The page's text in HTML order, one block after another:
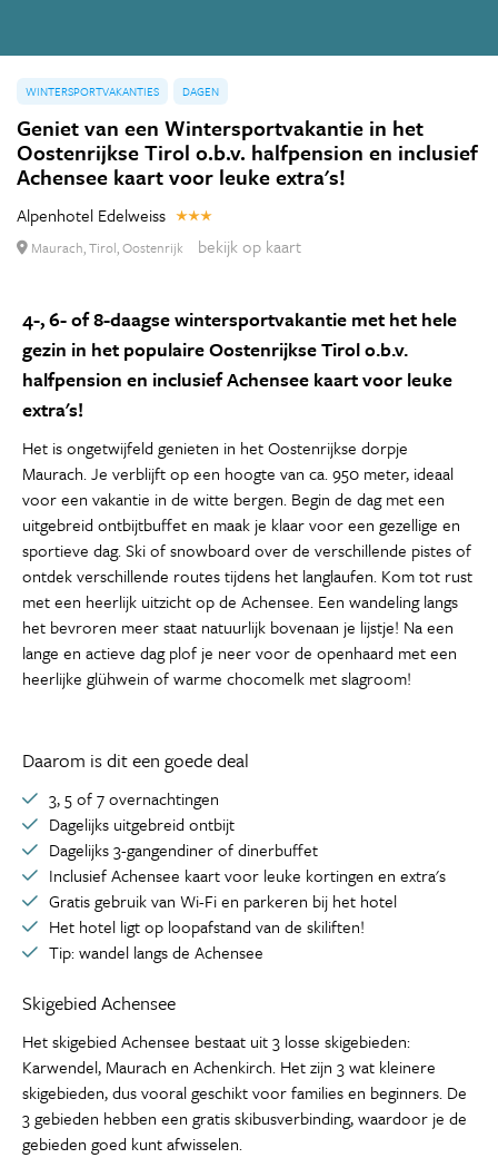
WINTERSPORTVAKANTIES DAGEN
Geniet van een Wintersportvakantie in het
Oostenrijkse Tirol o.b.v. halfpension en inclusief
Achensee kaart voor leuke extra's!
Alpenhotel Edelweiss
Maurach, Tirol, Oostenrijk bekijk op kaart
4-, 6- of 8-daagse wintersportvakantie met het hele
gezin in het populaire Oostenrijkse Tirol o.b.v.
halfpension en inclusief Achensee kaart voor leuke
extra's!
Het is ongetwijfeld genieten in het Oostenrijkse dorpje
Maurach. Je verblijft op een hoogte van ca. 950 meter, ideaal
voor een vakantie in de witte bergen. Begin de dag met een
uitgebreid ontbijtbuffet en maak je klaar voor een gezellige en
sportieve dag. Ski of snowboard over de verschillende pistes of
ontdek verschillende routes tijdens het langlaufen. Kom tot rust
met een heerlijk uitzicht op de Achensee. Een wandeling langs
het bevroren meer staat natuurlijk bovenaan je lijstje! Na een
lange en actieve dag plof je neer voor de openhaard met een
heerlijke glühwein of warme chocomelk met slagroom!
Daarom is dit een goede deal
3, 5 of 7 overnachtingen
Dagelijks uitgebreid ontbijt
Dagelijks 3-gangendiner of dinerbuffet
Inclusief Achensee kaart voor leuke kortingen en extra's
Gratis gebruik van Wi-Fi en parkeren bij het hotel
Het hotel ligt op loopafstand van de skiliften!
Tip: wandel langs de Achensee
Skigebied Achensee
Het skigebied Achensee bestaat uit 3 losse skigebieden:
Karwendel, Maurach en Achenkirch. Het zijn 3 wat kleinere
skigebieden, dus vooral geschikt voor families en beginners. De
3 gebieden hebben een gratis skibusverbinding, waardoor je de
gebieden goed kunt afwisselen.